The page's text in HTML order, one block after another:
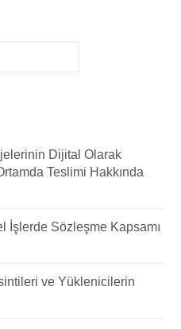
Dijital Olarak
Teslimi Hakkında
İşlerde Sözleşme Kapsamı
ve Yüklenicilerin